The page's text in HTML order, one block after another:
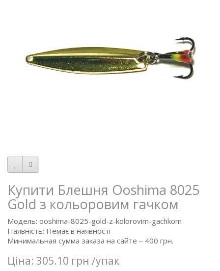
Купити Блешня Ooshima 8025
Gold з кольоровим гачком
Модель: ooshima-8025-gold-z-kolorovim-gachkom
Наявність: Немає в наявності
Минимальная сумма заказа на сайте – 400 грн.
Ціна: 305.10 грн /упак